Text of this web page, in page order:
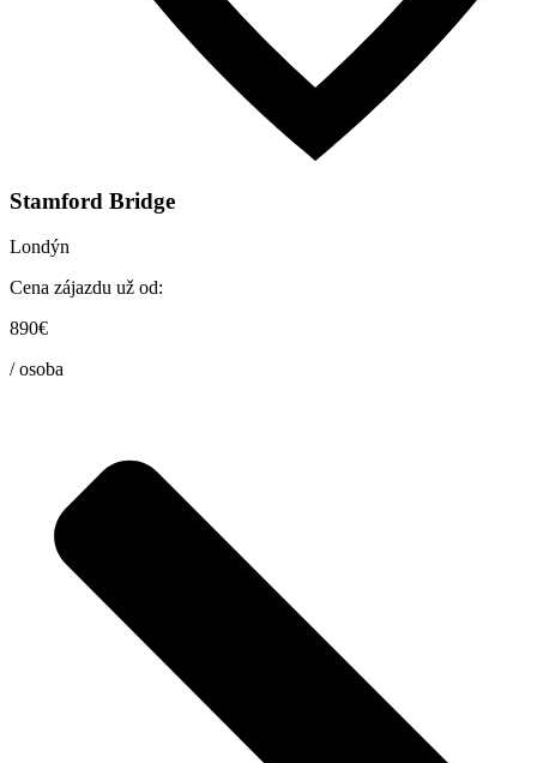
Stamford Bridge
Londýn
Cena zájazdu už od:
890€
/ osoba